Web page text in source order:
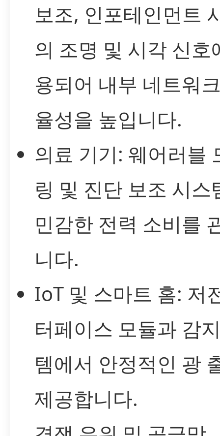
보조, 인포테인먼트
의 조명 및 시각 신호
용되어 내부 네트워
율성을 높입니다.
의료 기기: 웨어러블
링 및 진단 보조 시스
민감한 전력 소비를
니다.
IoT 및 스마트 홈: 저
터페이스 모듈과 감
템에서 안정적인 광
제공합니다.